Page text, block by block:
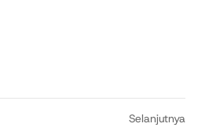
Selanjutnya